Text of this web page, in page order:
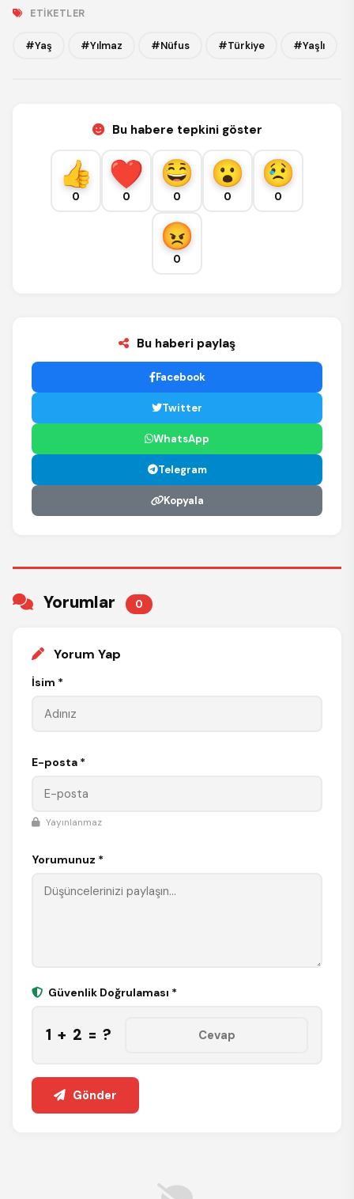
ETIKETLER
#Yaş #Yılmaz #Nüfus #Türkiye #Yaşlı
Bu habere tepkini göster
0 0 0 0 0
0
Bu haberi paylaş
Facebook
Twitter
WhatsApp
Telegram
Kopyala
Yorumlar 0
Yorum Yap
İsim *
E-posta *
Yayınlanmaz
Yorumunuz *
Güvenlik Doğrulaması *
1 + 2 = ?
Gönder